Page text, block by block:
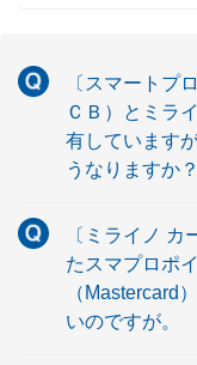
〔スマートプ
ＣＢ）とミラ
有しています
うなりますか？
〔ミライノ
たスマプロポ
（Mastercard
いのですが。